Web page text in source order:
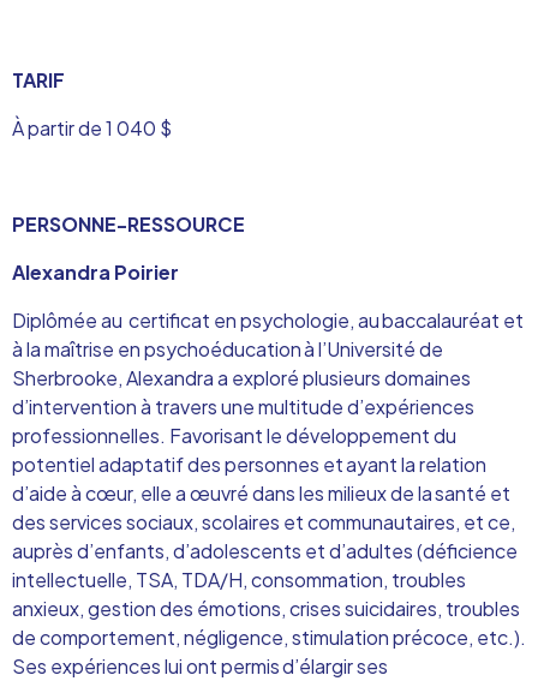
TARIF
À partir de 1 040 $
PERSONNE-RESSOURCE
Alexandra Poirier
Diplômée au certificat en psychologie, au baccalauréat et
à la maîtrise en psychoéducation à l’Université de
Sherbrooke,Alexandra a exploré plusieurs domaines
d’intervention à travers une multitude d’expériences
professionnelles. Favorisant le développement du
potentiel adaptatif des personnes et ayant la relation
d’aide à cœur, elle aœuvré dans les milieux de la santé et
des services sociaux, scolaires et communautaires, et ce,
auprès d’enfants, d’adolescents et d’adultes (déficience
intellectuelle, TSA, TDA/H, consommation, troubles
anxieux, gestion des émotions, crises suicidaires, troubles
de comportement, négligence, stimulation précoce, etc.).
Ses expériencesluiont permis d’élargirses